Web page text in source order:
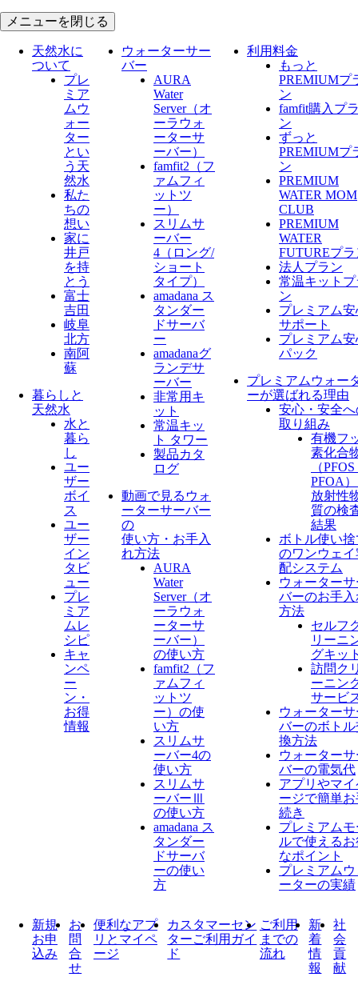
メニューを閉じる
天然水に
ついて
プレ
ミア
ムウ
ォー
ター
とい
う天
然水
私た
ちの
想い
家に
井戸
を持
とう
富士
吉田
岐阜
北方
南阿
蘇
暮らしと
天然水
水と
暮ら
し
ユー
ザー
ボイ
ス
ユー
ザー
イン
タビ
ュー
プレ
ミア
ムレ
シピ
キャ
ンペ
ー
ン・
お得
情報
ウォーターサー
バー
AURA
Water
Server​（オ
ーラウォ
ーターサ
ーバー）
famfit2（フ
ァムフィ
ットツ
ー）
スリムサ
ーバー
4（ロング/
ショート
タイプ）
amadana ス
タンダー
ドサーバ
ー
amadanaグ
ランデサ
ーバー
非常用キ
ット
常温キッ
ト タワー
製品カタ
ログ
動画で見るウォ
ーターサーバー
の
使い方・お手入
れ方法
AURA
Water
Server​（オ
ーラウォ
ーターサ
ーバー）
の使い方
famfit2（フ
ァムフィ
ットツ
ー）の使
い方
スリムサ
ーバー4の
使い方
スリムサ
ーバーⅢ
の使い方
amadana ス
タンダー
ドサーバ
ーの使い
方
利用料金
もっと
PREMIUMプ
ン
famfit購入プ
ン
ずっと
PREMIUMプ
ン
PREMIUM
WATER MOM
CLUB
PREMIUM
WATER
FUTUREプラ
法人プラン
常温キットプ
ン
プレミアム安
サポート
プレミアム安
パック
プレミアムウォー
ーが選ばれる理由
安心・安全へ
取り組み
有機フ
素化合
（
PFOA
放射性
質の検
結果
ボトル使い捨
のワンウェイ
配システム
ウォーター
バーのお手入
方法
セルフ
リーニ
グキッ
訪問ク
ーニン
サービ
ウォーター
バーのボトル
換方法
ウォーター
バーの電気代
アプリやマイ
ージで簡単お
続き
プレミアムモ
ルで使える
なポイント
プレミアムウ
ーターの実績
新規
お申
込み
お
問
合
せ
便利なアプ
リとマイペ
ージ
カスタマーセン
ターご利用ガイ
ド
ご利用
までの
流れ
新
着
情
報
社
会
貢
献